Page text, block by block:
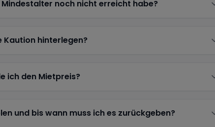
noch nicht erreicht habe?
Kaution hinterlegen?
ich den Mietpreis?
und bis wann muss ich es zurückgeben?